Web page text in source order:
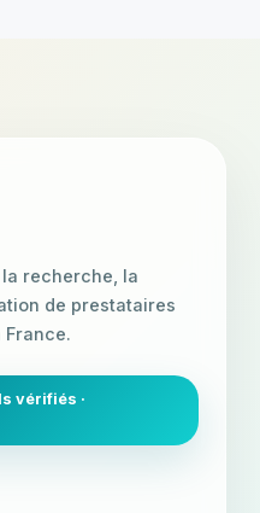
recherche, la
de prestataires
France.
vérifiés ·